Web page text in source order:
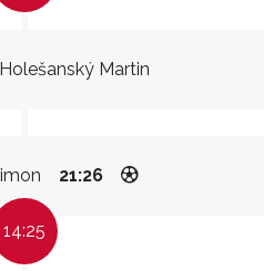
Holešanský Martin
21:26
14:25